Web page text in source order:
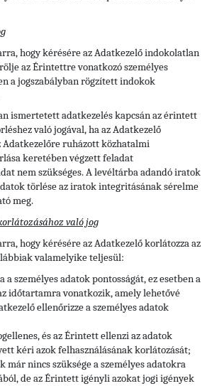
hogy kérésére az Adatkezelő indokolatlan
az Érintettre vonatkozó személyes
a jogszabályban rögzített indokok
ismertetett adatkezelés kapcsán az érintett
való jogával, ha az Adatkezelő
Adatkezelőre ruházott közhatalmi
keretében végzett feladat
nem szükséges. A levéltárba adandó iratok
törlése az iratok integritásának sérelme
meg.
való jog
hogy kérésére az Adatkezelő korlátozza az
valamelyike teljesül:
személyes adatok pontosságát, ez esetben a
időtartamra vonatkozik, amely lehetővé
ellenőrizze a személyes adatok
és az Érintett ellenzi az adatok
kéri azok felhasználásának korlátozását;
már nincs szüksége a személyes adatokra
de az Érintett igényli azokat jogi igények